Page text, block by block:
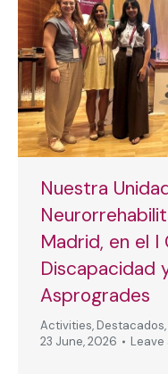
Nuestra
Madrid, en el I
Discapacidad
Asprogrades
Activities, Destacados,
23 June, 2026